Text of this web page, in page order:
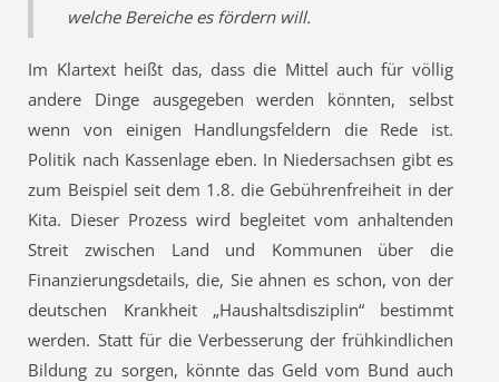
welche Bereiche es fördern will.
Im Klartext heißt das, dass die Mittel auch für völlig
andere Dinge ausgegeben werden könnten, selbst
wenn von einigen Handlungsfeldern die Rede ist.
Politik nach Kassenlage eben. In Niedersachsen gibt es
zum Beispiel seit dem 1.8. die Gebührenfreiheit in der
Kita. Dieser Prozess wird begleitet vom anhaltenden
Streit zwischen Land und Kommunen über die
Finanzierungsdetails, die, Sie ahnen es schon, von der
deutschen Krankheit „Haushaltsdisziplin“ bestimmt
werden. Statt für die Verbesserung der frühkindlichen
Bildung zu sorgen, könnte das Geld vom Bund auch